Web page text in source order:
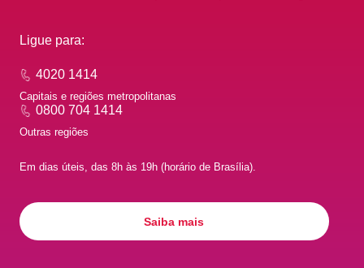
Ligue para:
4020 1414
Capitais e regiões metropolitanas
0800 704 1414
Outras regiões
Em dias úteis, das 8h às 19h (horário de Brasília).
Saiba mais